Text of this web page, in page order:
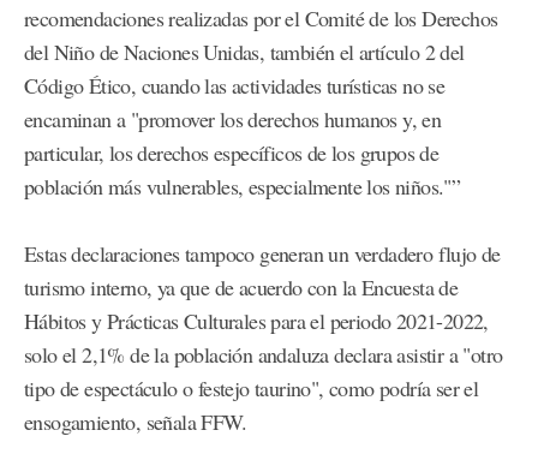
recomendaciones realizadas por el Comité de los Derechos
del Niño de Naciones Unidas, también el artículo 2 del
Código Ético, cuando las actividades turísticas no se
encaminan a "promover los derechos humanos y, en
particular, los derechos específicos de los grupos de
población más vulnerables, especialmente los niños."”
Estas declaraciones tampoco generan un verdadero flujo de
turismo interno, ya que de acuerdo con la Encuesta de
Hábitos y Prácticas Culturales para el periodo 2021-2022,
solo el 2,1% de la población andaluza declara asistir a "otro
tipo de espectáculo o festejo taurino", como podría ser el
ensogamiento, señala FFW.